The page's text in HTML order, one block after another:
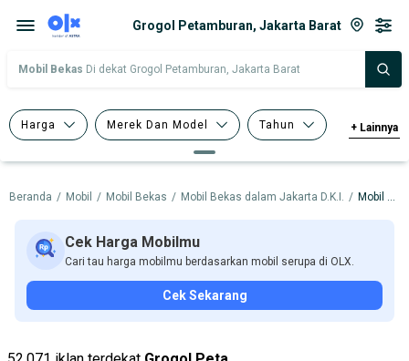
Grogol Petamburan, Jakarta Barat
Mobil Bekas Di dekat Grogol Petamburan, Jakarta Barat
Harga Merek Dan Model Tahun
Tipe Bodi Tipe Membership
+ Lainnya
Beranda / Mobil / Mobil Bekas / Mobil Bekas dalam Jakarta D.K.I. / Mobil Bekas dalam Jakarta Barat
Cek Harga Mobilmu
Cari tau harga mobilmu berdasarkan mobil serupa di OLX.
Cek Sekarang